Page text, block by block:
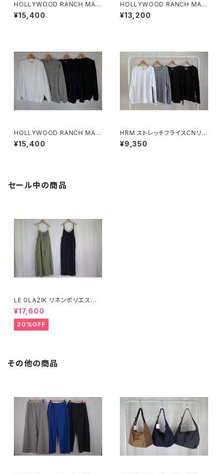
HOLLYWOOD RANCH MAR
KET 9.5oz ストレッチフライス
ミジンボーダーヘムリブ ショー
¥15,400
HOLLYWOOD RANCH MAR
KET ＷＷスラブテンジク Ｈエ
ンブロイダリーポケット ロング
¥13,200
HOLLYWOOD RANCH MAR
KET ストレッチフライス 9.5oz
ヘムリブ ロングスリーブTシャ
¥15,400
HRM ストレッチフライスCNリラ
ックスフィットLS Tシャツウイメ
ンズ
¥9,350
セール中の商品
LE GLAZIK リネンポリエステ
ル キャミソールワンピース
¥17,600
20%OFF
その他の商品